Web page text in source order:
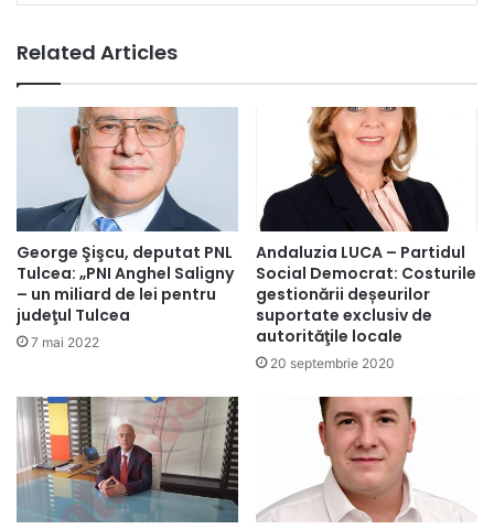
Related Articles
George Şişcu, deputat PNL
Tulcea: „PNI Anghel Saligny
– un miliard de lei pentru
judeţul Tulcea
7 mai 2022
Andaluzia LUCA – Partidul
Social Democrat: Costurile
gestionării deșeurilor
suportate exclusiv de
autorităţile locale
20 septembrie 2020